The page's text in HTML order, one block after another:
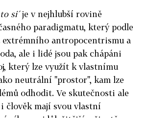
si´je v nejhlubší rovině
paradigmatu, který podle
extrémního antropocentrismu a
ale i lidé jsou pak chápáni
který lze využít k vlastnímu
neutrální "prostor", kam lze
odhodit. Ve skutečnosti ale
člověk mají svou vlastní